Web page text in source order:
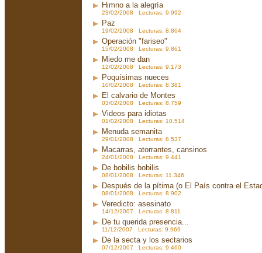
Himno a la alegría
23/02/2008 Lecturas: 9.992
Paz
19/02/2008 Lecturas: 8.864
Operación "fariseo"
15/02/2008 Lecturas: 9.861
Miedo me dan
12/02/2008 Lecturas: 9.173
Poquísimas nueces
10/02/2008 Lecturas: 8.381
El calvario de Montes
03/02/2008 Lecturas: 8.759
Videos para idiotas
01/02/2008 Lecturas: 10.514
Menuda semanita
29/01/2008 Lecturas: 8.537
Macarras, atorrantes, cansinos
24/01/2008 Lecturas: 9.441
De bobilis bobilis
08/01/2008 Lecturas: 11.346
Después de la pítima (o El País contra el
08/01/2008 Lecturas: 8.902
Veredicto: asesinato
14/12/2007 Lecturas: 8.811
De tu querida presencia...
11/12/2007 Lecturas: 9.969
De la secta y los sectarios
07/12/2007 Lecturas: 9.460